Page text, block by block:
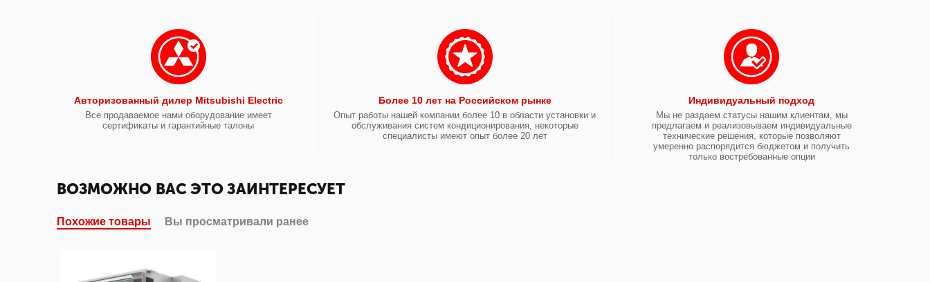
Авторизованный дилер Mitsubishi Electric
Все продаваемое нами оборудование имеет
сертификаты и гарантийные талоны
Более 10 лет на Российском рынке
Опыт работы нашей компании более 10 в области установки и
обслуживания систем кондиционирования, некоторые
специалисты имеют опыт более 20 лет
Индивидуальный подход
Мы не раздаем статусы нашим клиентам, мы
предлагаем и реализовываем индивидуальные
технические решения, которые позволяют
умеренно распорядится бюджетом и получить
только востребованные опции
ВОЗМОЖНО ВАС ЭТО ЗАИНТЕРЕСУЕТ
Похожие товары Вы просматривали ранее